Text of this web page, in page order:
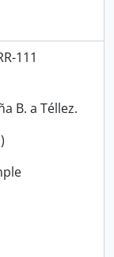
111
B. a Téllez.